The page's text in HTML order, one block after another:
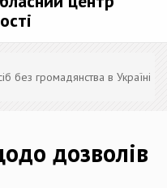
без громадянства в Україні
дозволів